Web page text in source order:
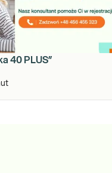
40 PLUS”